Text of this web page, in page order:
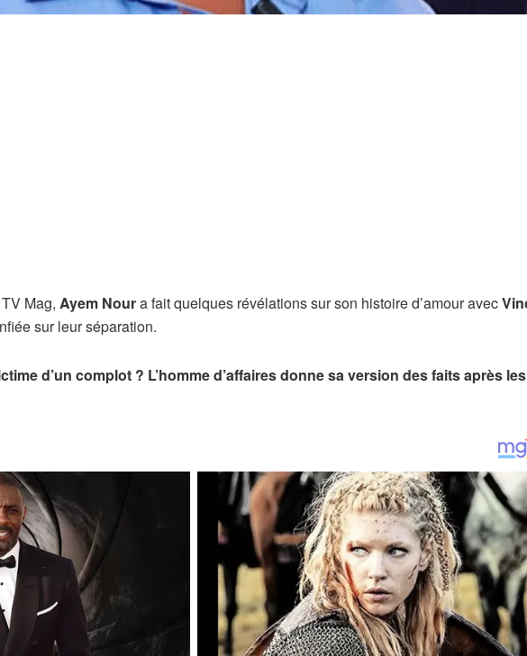
Mag, Ayem Noura fait quelques révélations sur son histoire d’amour avec
sur leur séparation.
d’un complot ? L’homme d’affaires donne sa version des faits après les